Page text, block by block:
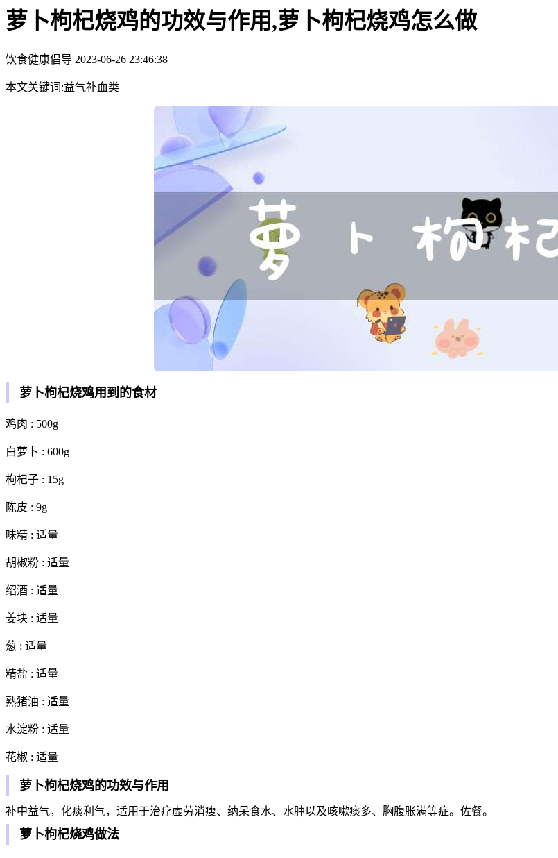
萝卜枸杞烧鸡的功效与作用,萝卜枸杞烧鸡怎么做
饮食健康倡导 2023-06-26 23:46:38
本文关键词:益气补血类
萝卜枸杞烧鸡用到的食材
鸡肉 : 500g
白萝卜 : 600g
枸杞子 : 15g
陈皮 : 9g
味精 : 适量
胡椒粉 : 适量
绍酒 : 适量
姜块 : 适量
葱 : 适量
精盐 : 适量
熟猪油 : 适量
水淀粉 : 适量
花椒 : 适量
萝卜枸杞烧鸡的功效与作用
补中益气，化痰利气，适用于治疗虚劳消瘦、纳呆食水、水肿以及咳嗽痰多、胸腹胀满等症。佐餐。
萝卜枸杞烧鸡做法